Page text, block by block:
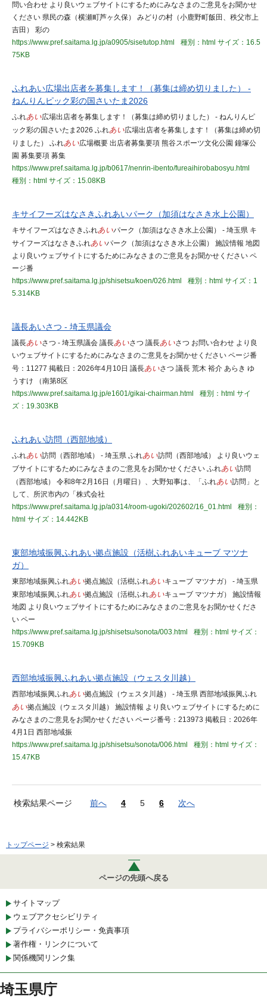
問い合わせ より良いウェブサイトにするためにみなさまのご意見をお聞かせ
ください 県民の森（横瀬町芦ヶ久保） みどりの村（小鹿野町飯田、秩父市上
吉田） 彩の
https://www.pref.saitama.lg.jp/a0905/sisetutop.html
種別：html サイズ：16.5
75KB
ふれあい広場出店者を募集します！（募集は締め切りました） -
ねんりんピック彩の国さいたま2026
ふれあい広場出店者を募集します！（募集は締め切りました） - ねんりんピ
ック彩の国さいたま2026 ふれあい広場出店者を募集します！（募集は締め切
りました） ふれあい広場概要 出店者募集要項 熊谷スポーツ文化公園 鐘塚公
園 募集要項 募集
https://www.pref.saitama.lg.jp/b0617/nenrin-ibento/fureaihirobabosyu.html
種別：html サイズ：15.08KB
キサイフーズはなさきふれあいパーク（加須はなさき水上公園）
キサイフーズはなさきふれあいパーク（加須はなさき水上公園） - 埼玉県 キ
サイフーズはなさきふれあいパーク（加須はなさき水上公園） 施設情報 地図
より良いウェブサイトにするためにみなさまのご意見をお聞かせください ペ
ージ番
https://www.pref.saitama.lg.jp/shisetsu/koen/026.html
種別：html サイズ：1
5.314KB
議長あいさつ - 埼玉県議会
議長あいさつ - 埼玉県議会 議長あいさつ 議長あいさつ お問い合わせ より良
いウェブサイトにするためにみなさまのご意見をお聞かせください ページ番
号：11277 掲載日：2026年4月10日 議長あいさつ 議長 荒木 裕介 あらき ゆ
うすけ （南第8区
https://www.pref.saitama.lg.jp/e1601/gikai-chairman.html
種別：html サイ
ズ：19.303KB
ふれあい訪問（西部地域）
ふれあい訪問（西部地域） - 埼玉県 ふれあい訪問（西部地域） より良いウェ
ブサイトにするためにみなさまのご意見をお聞かせください ふれあい訪問
（西部地域） 令和8年2月16日（月曜日）、大野知事は、「ふれあい訪問」と
して、所沢市内の「株式会社
https://www.pref.saitama.lg.jp/a0314/room-ugoki/202602/16_01.html
種別：
html サイズ：14.442KB
東部地域振興ふれあい拠点施設（活樹ふれあいキューブ マツナ
ガ）
東部地域振興ふれあい拠点施設（活樹ふれあいキューブ マツナガ） - 埼玉県
東部地域振興ふれあい拠点施設（活樹ふれあいキューブ マツナガ） 施設情報
地図 より良いウェブサイトにするためにみなさまのご意見をお聞かせくださ
い ペー
https://www.pref.saitama.lg.jp/shisetsu/sonota/003.html
種別：html サイズ：
15.709KB
西部地域振興ふれあい拠点施設（ウェスタ川越）
西部地域振興ふれあい拠点施設（ウェスタ川越） - 埼玉県 西部地域振興ふれ
あい拠点施設（ウェスタ川越） 施設情報 より良いウェブサイトにするために
みなさまのご意見をお聞かせください ページ番号：213973 掲載日：2026年
4月1日 西部地域振
https://www.pref.saitama.lg.jp/shisetsu/sonota/006.html
種別：html サイズ：
15.47KB
検索結果ページ 前へ 4 5 6 次へ
トップページ > 検索結果
ページの先頭へ戻る
サイトマップ
ウェブアクセシビリティ
プライバシーポリシー・免責事項
著作権・リンクについて
関係機関リンク集
埼玉県庁